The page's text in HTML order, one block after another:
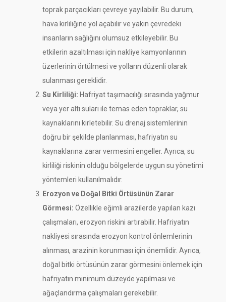
toprak parçacıkları çevreye yayılabilir. Bu durum,
hava kirliliğine yol açabilir ve yakın çevredeki
insanların sağlığını olumsuz etkileyebilir. Bu
etkilerin azaltılması için nakliye kamyonlarının
üzerlerinin örtülmesi ve yolların düzenli olarak
sulanması gereklidir.
Su Kirliliği: Hafriyat taşımacılığı sırasında yağmur
veya yer altı suları ile temas eden topraklar, su
kaynaklarını kirletebilir. Su drenaj sistemlerinin
doğru bir şekilde planlanması, hafriyatın su
kaynaklarına zarar vermesini engeller. Ayrıca, su
kirliliği riskinin olduğu bölgelerde uygun su yönetimi
yöntemleri kullanılmalıdır.
Erozyon ve Doğal Bitki Örtüsünün Zarar
Görmesi: Özellikle eğimli arazilerde yapılan kazı
çalışmaları, erozyon riskini artırabilir. Hafriyatın
nakliyesi sırasında erozyon kontrol önlemlerinin
alınması, arazinin korunması için önemlidir. Ayrıca,
doğal bitki örtüsünün zarar görmesini önlemek için
hafriyatın minimum düzeyde yapılması ve
ağaçlandırma çalışmaları gerekebilir.